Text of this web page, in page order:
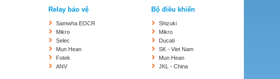
Relay bảo vệ
Samwha EOCR
Mikro
Selec
Mun Hean
Fotek
ANV
Bộ điều khiển
Shizuki
Mikro
Ducati
SK - Viet Nam
Mun Hean
JKL - China